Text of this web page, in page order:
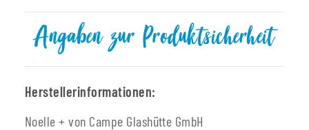
Angaben zur Produktsicherheit
Herstellerinformationen:
Noelle + von Campe Glashütte GmbH